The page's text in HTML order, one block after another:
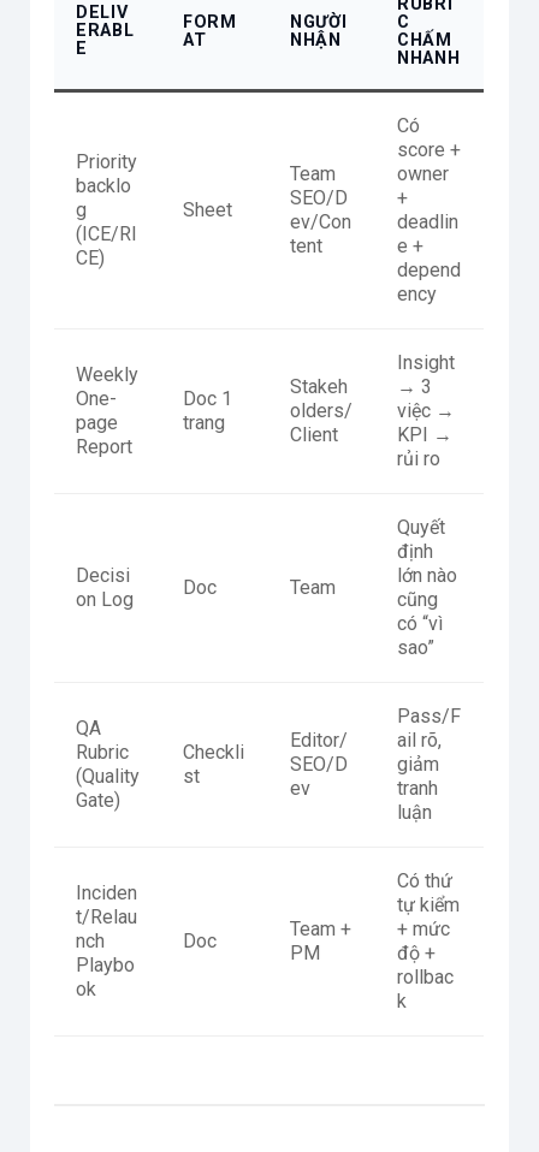
DELIV
ERABL
E
FORM
AT
NGƯỜI
NHẬN
C
CHẤM
NHANH
Priority
backlo
g
(ICE/RI
CE)
Sheet
Team
SEO/D
ev/Con
tent
Có
score +
owner
+
deadlin
e +
depend
ency
Weekly
One-
page
Report
Doc 1
trang
Stakeh
olders/
Client
Insight
→ 3
việc →
KPI →
rủi ro
Decisi
on Log
Doc Team
Quyết
định
lớn nào
cũng
có “vì
sao”
QA
Rubric
(Quality
Gate)
Checkli
st
Editor/
SEO/D
ev
Pass/F
ail rõ,
giảm
tranh
luận
Inciden
t/Relau
nch
Playbo
ok
Doc
Team +
PM
Có thứ
tự kiểm
+ mức
độ +
rollbac
k